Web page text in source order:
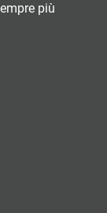
più